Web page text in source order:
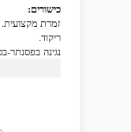
כישורים:
זמרת
נגינה בפסנתר-